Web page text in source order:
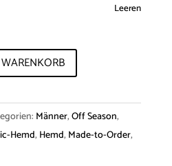
Leeren
Männer,Off Season,
Hemd, Hemd, Made-to-Order,